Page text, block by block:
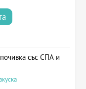
със СПА и